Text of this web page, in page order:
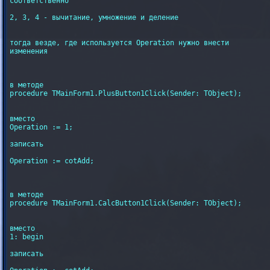
2, 3, 4 - вычитание, умножение и деление
тогда везде, где используется Operation нужно внести
изменения
в методе
procedure TMainForm1.PlusButton1Click(Sender: TObject);
вместо
Operation := 1;
записать
Operation := cotAdd;
в методе
procedure TMainForm1.CalcButton1Click(Sender: TObject);
вместо
1: begin
записать